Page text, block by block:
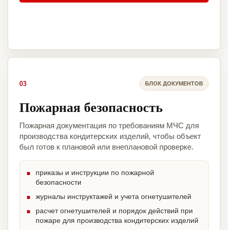
03 БЛОК ДОКУМЕНТОВ
Пожарная безопасность
Пожарная документация по требованиям МЧС для
производства кондитерских изделий, чтобы объект
был готов к плановой или внеплановой проверке.
приказы и инструкции по пожарной
безопасности
журналы инструктажей и учета огнетушителей
расчет огнетушителей и порядок действий при
пожаре для производства кондитерских изделий